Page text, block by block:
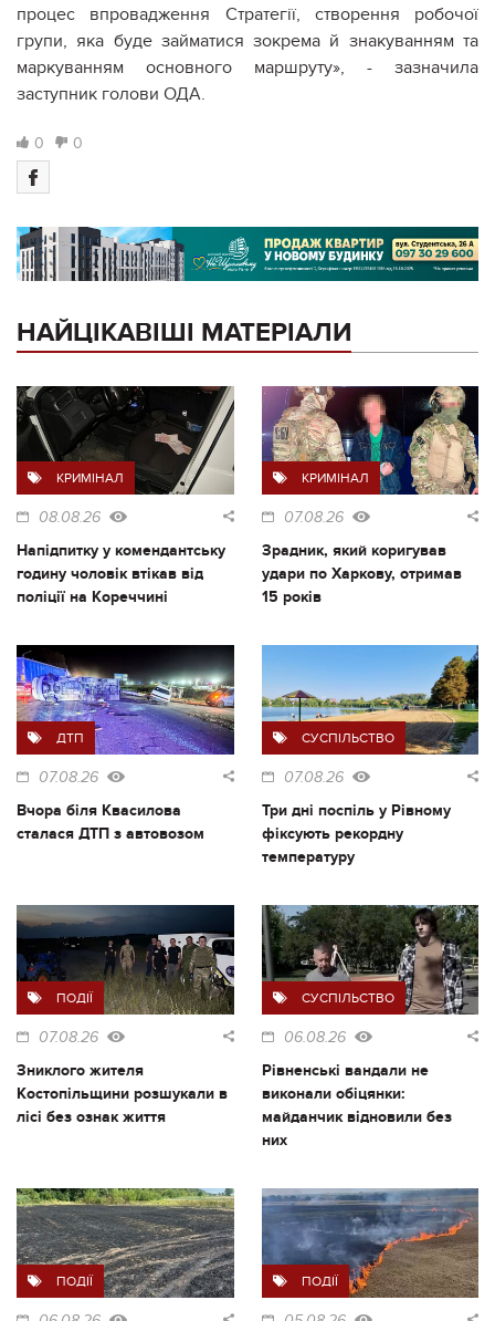
процес впровадження Стратегії, створення робочої
групи, яка буде займатися зокрема й знакуванням та
маркуванням основного маршруту», - зазначила
заступник голови ОДА.
0 0
НАЙЦІКАВІШІ МАТЕРІАЛИ
КРИМІНАЛ
08.08.26
Напідпитку у комендантську
годину чоловік втікав від
поліції на Кореччині
КРИМІНАЛ
07.08.26
Зрадник, який коригував
удари по Харкову, отримав
15 років
ДТП
07.08.26
Вчора біля Квасилова
сталася ДТП з автовозом
СУСПІЛЬСТВО
07.08.26
Три дні поспіль у Рівному
фіксують рекордну
температуру
ПОДІЇ
07.08.26
Зниклого жителя
Костопільщини розшукали в
лісі без ознак життя
СУСПІЛЬСТВО
06.08.26
Рівненські вандали не
виконали обіцянки:
майданчик відновили без
них
ПОДІЇ ПОДІЇ